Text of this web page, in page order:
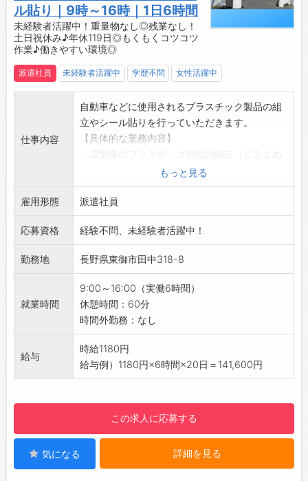
◎
・冷蔵庫、レンジ、ポットあり
・ロッカー、更衣室あり
・お弁当の注文可能♪日々のお昼もラクラク◎
【職場の雰囲気・社風】
めに」——チームワークを大切にする職場で
す。
【企業について】
☆----------------------------------------
☆
◆時間単位年休制度あり！
有給休暇は1時間分、2時間分と時間単位でも取
得できます◎
☆----------------------------------------
☆
◆給与前払い制度あり！
勤務実績に応じて、給与前払いが可能です◎
簡単申請！簡単受取！日払い即日払い対応！
☆
◆ご不明点はいつでもご相談ください！
登録はご自宅からお電話で可能です◎
☆----------------------------------------
☆
◆職場見学可能！自分が働くイメージができま
す。
ル貼り｜9時～16時｜1日6時間
未経験者活躍中！重量物なし◎残業なし！
土日祝休み♪年休119日◎もくもくコツコツ
作業♪働きやすい環境◎
派遣社員 未経験者活躍中 学歴不問 女性活躍中
仕事内容
自動車などに使用されるプラスチック製品の組
立やシール貼りを行っていただきます。
【具体的な業務内容】
・プラスチック製品へのシール貼り など
◎基本的に立ち仕事になります。「座りっぱな
しの仕事は苦手…」という方にオススメ！
◎プラスチック製品のため、重量物の取り扱い
はありません！
【未経験からのスタート大歓迎♪】
はぜひご応募ください◎
【職場の雰囲気】
・人間関係が良好で、落ち着いて仕事に集中で
きる職場です♪
・分からないことはすぐに相談できる、安心＆
・しっかりお休みが取れるので、プライベート
を大切にしたい方にピッタリ♪
【残業なしで実働6時間！働きやすさ◎】
・16時退勤で、ワークライフバランス抜群♪
・決まった時間に帰れるから、ライフスタイル
もっと見る
雇用形態 派遣社員
応募資格 経験不問、未経験者活躍中！
勤務地 長野県東御市田中318-8
就業時間
9:00～16:00（実働6時間）
休憩時間：60分
時間外勤務：なし
給与
時給1180円
給与例）1180円×6時間×20日＝141,600円
この求人に応募する
気になる 詳細を見る